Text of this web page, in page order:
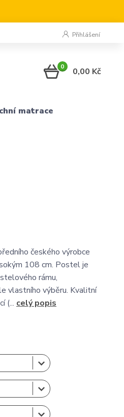
Přihlášení
0 0,00 Kč
matrace
českého výrobce
108 cm. Postel je
rámu,
vlastního výběru. Kvalitní
(... celý popis